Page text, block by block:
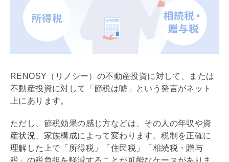
RENOSY（リノシー）の不動産投資に対して、または
不動産投資に対して「節税は嘘」という発言がネット
上にあります。
ただし、節税効果の感じ方などは、その人の年収や資
産状況、家族構成によって変わります。税制を正確に
理解した上で「所得税」「住民税」「 相続税 ・ 贈与
税 」の税負担を軽減することが可能なケースがありま